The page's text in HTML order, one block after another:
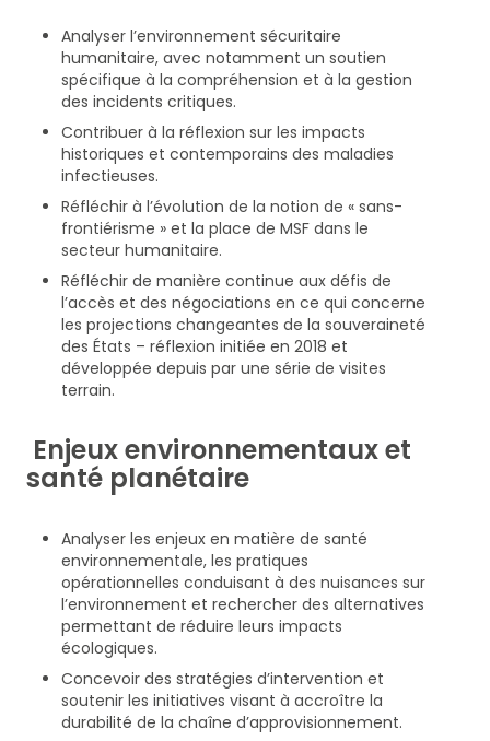
Analyser l’environnement sécuritaire
humanitaire, avec notamment un soutien
spécifique à la compréhension et à la gestion
des incidents critiques.
Contribuer à la réflexion sur les impacts
historiques et contemporains des maladies
infectieuses.
Réfléchir à l’évolution de la notion de « sans-
frontiérisme » et la place de MSF dans le
secteur humanitaire.
Réfléchir de manière continue aux défis de
l’accès et des négociations en ce qui concerne
les projections changeantes de la souveraineté
des États – réflexion initiée en 2018 et
développée depuis par une série de visites
terrain.
Enjeux environnementaux et
santé planétaire
Analyser les enjeux en matière de santé
environnementale, les pratiques
opérationnelles conduisant à des nuisances sur
l’environnement et rechercher des alternatives
permettant de réduire leurs impacts
écologiques.
Concevoir des stratégies d’intervention et
soutenir les initiatives visant à accroître la
durabilité de la chaîne d’approvisionnement.